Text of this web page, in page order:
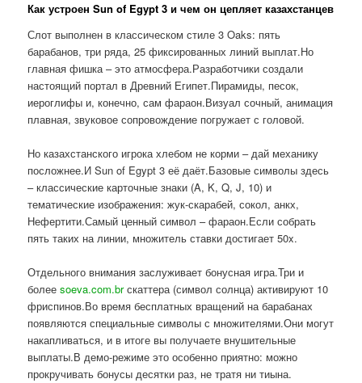
Как устроен Sun of Egypt 3 и чем он цепляет казахстанцев
Слот выполнен в классическом стиле 3 Oaks: пять
барабанов, три ряда, 25 фиксированных линий выплат.Но
главная фишка – это атмосфера.Разработчики создали
настоящий портал в Древний Египет.Пирамиды, песок,
иероглифы и, конечно, сам фараон.Визуал сочный, анимация
плавная, звуковое сопровождение погружает с головой.
Но казахстанского игрока хлебом не корми – дай механику
посложнее.И Sun of Egypt 3 её даёт.Базовые символы здесь
– классические карточные знаки (A, K, Q, J, 10) и
тематические изображения: жук-скарабей, сокол, анкх,
Нефертити.Самый ценный символ – фараон.Если собрать
пять таких на линии, множитель ставки достигает 50x.
Отдельного внимания заслуживает бонусная игра.Три и
болееsoeva.com.brскаттера (символ солнца) активируют 10
фриспинов.Во время бесплатных вращений на барабанах
появляются специальные символы с множителями.Они могут
накапливаться, и в итоге вы получаете внушительные
выплаты.В демо-режиме это особенно приятно: можно
прокручивать бонусы десятки раз, не тратя ни тиына.